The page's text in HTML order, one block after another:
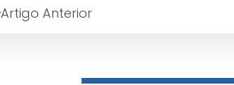
Artigo Anterior